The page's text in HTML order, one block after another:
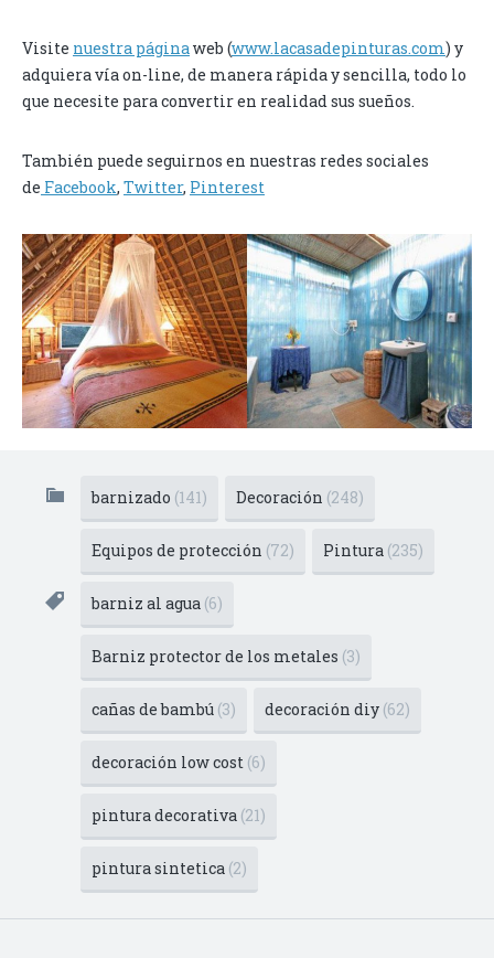
Visite nuestra página web (www.lacasadepinturas.com) y
adquiera vía on-line, de manera rápida y sencilla, todo lo
que necesite para convertir en realidad sus sueños.
También puede seguirnos en nuestras redes sociales
de Facebook, Twitter, Pinterest
barnizado (141) Decoración (248)
Equipos de protección (72) Pintura (235)
barniz al agua (6)
Barniz protector de los metales (3)
cañas de bambú (3) decoración diy (62)
decoración low cost (6)
pintura decorativa (21)
pintura sintetica (2)